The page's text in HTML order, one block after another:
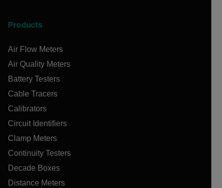
Products
Air Flow Meters
Air Quality Meters
Battery Testers
Cable Tracers
Calibrators
Circuit Identifiers
Clamp Meters
Continuity Testers
Decade Boxes
Distance Meters